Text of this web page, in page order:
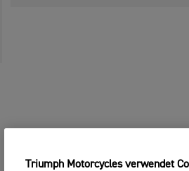
Triumph Motorcycles verwendet